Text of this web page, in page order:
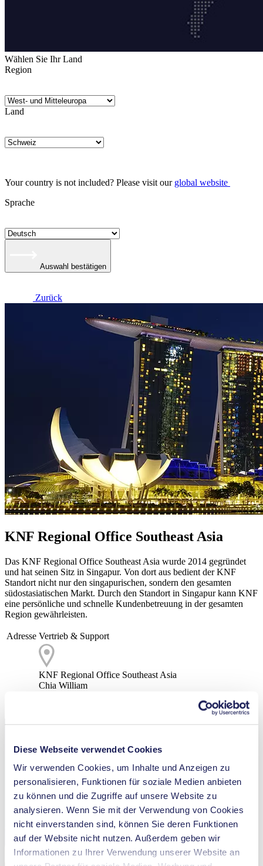
Diese Webseite verwendet Cookies
Wir verwenden Cookies, um Inhalte und Anzeigen zu
personalisieren, Funktionen für soziale Medien anbieten
zu können und die Zugriffe auf unsere Website zu
analysieren. Wenn Sie mit der Verwendung von Cookies
nicht einverstanden sind, können Sie deren Funktionen
auf der Website nicht nutzen. Außerdem geben wir
Informationen zu Ihrer Verwendung unserer Website an
Wählen Sie Ihr Land
Region
Land
Your country is not included? Please visit our global website
Sprache
Auswahl bestätigen
Zurück
KNF Regional Office Southeast Asia
Das KNF Regional Office Southeast Asia wurde 2014 gegründet
und hat seinen Sitz in Singapur. Von dort aus bedient der KNF
Standort nicht nur den singapurischen, sondern den gesamten
südostasiatischen Markt. Durch den Standort in Singapur kann KNF
eine persönliche und schnelle Kundenbetreuung in der gesamten
Region gewährleisten.
Adresse Vertrieb & Support
KNF Regional Office Southeast Asia
Chia William